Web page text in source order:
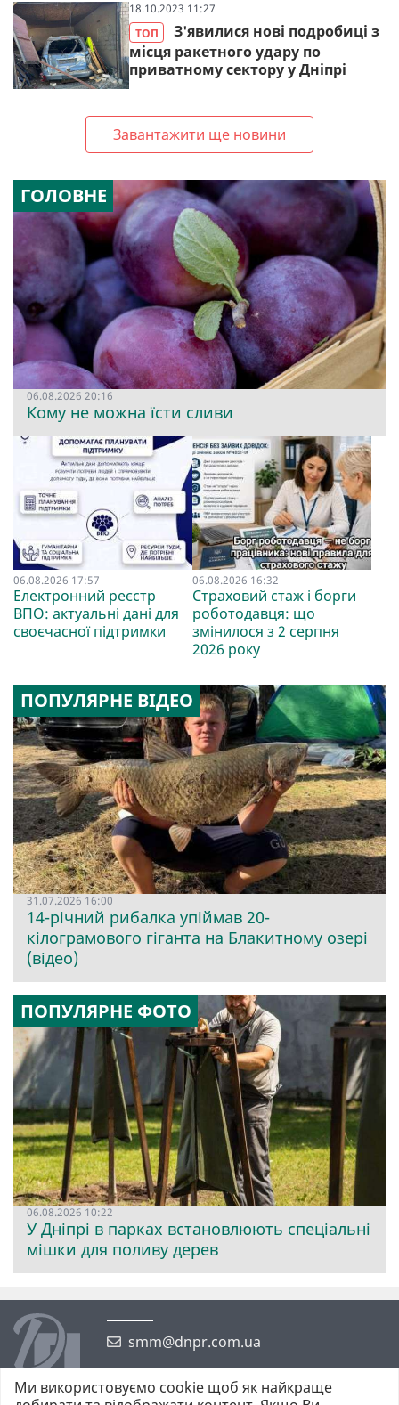
18.10.2023 11:27
ТОП
З'явилися нові подробиці з
місця ракетного удару по
приватному сектору у Дніпрі
Завантажити ще новини
ГОЛОВНЕ
06.08.2026 20:16
Кому не можна їсти сливи
06.08.2026 17:57
Електронний реєстр
ВПО: актуальні дані для
своєчасної підтримки
06.08.2026 16:32
Страховий стаж і борги
роботодавця: що
змінилося з 2 серпня
2026 року
ПОПУЛЯРНЕ ВІДЕО
31.07.2026 16:00
14-річний рибалка упіймав 20-
кілограмового гіганта на Блакитному озері
(відео)
ПОПУЛЯРНЕ ФОТО
06.08.2026 10:22
У Дніпрі в парках встановлюють спеціальні
мішки для поливу дерев
smm@dnpr.com.ua
Ми використовуємо cookie щоб як найкраще